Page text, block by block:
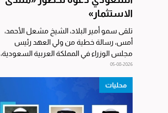
الاستثمار»
تلقى سمو أمير البلاد، الشيخ مشعل الأحمد،
أمس، رسالة خطية من ولي العهد رئيس
مجلس الوزراء في المملكة العربية السعودية،
الأمير محمد بن...
05-08-2026
محليات